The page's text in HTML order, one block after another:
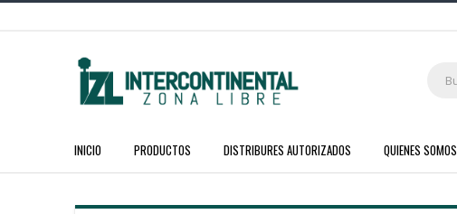
INICIO PRODUCTOS DISTRIBURES AUTORIZADOS QUIENES SOMOS